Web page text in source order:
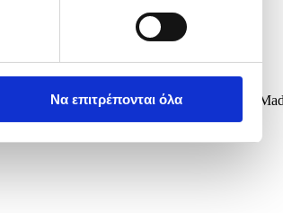
Να επιτρέπονται όλα
at the Madrid Open tennis tournament in